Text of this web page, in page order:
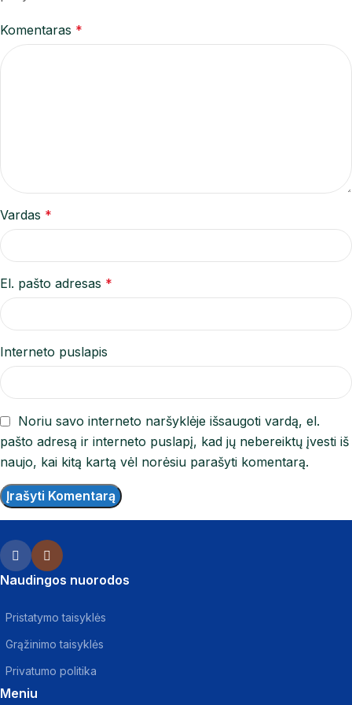
Komentaras *
Vardas *
El. pašto adresas *
Interneto puslapis
Noriu savo interneto naršyklėje išsaugoti vardą, el.
pašto adresą ir interneto puslapį, kad jų nebereiktų įvesti iš
naujo, kai kitą kartą vėl norėsiu parašyti komentarą.
Naudingos nuorodos
Pristatymo taisyklės
Grąžinimo taisyklės
Privatumo politika
Meniu